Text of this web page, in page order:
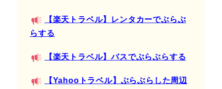
【楽天トラベル】レンタカーでぶらぶ
らする
【楽天トラベル】バスでぶらぶらする
【Yahooトラベル】ぶらぶらした周辺